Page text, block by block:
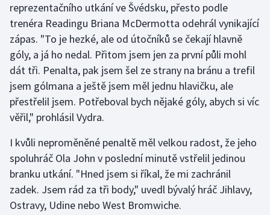
Parasport
Plavání
Plážový volejbal
Ragby
Rychlobruslení
Rychlostní kanoistika
Short track
reprezentačního utkání ve Švédsku, přesto podle
trenéra Readingu Briana McDermotta odehrál vynikající
zápas. "To je hezké, ale od útočníků se čekají hlavně
góly, a já ho nedal. Přitom jsem jen za první půli mohl
dát tři. Penalta, pak jsem šel ze strany na bránu a trefil
jsem gólmana a ještě jsem měl jednu hlavičku, ale
přestřelil jsem. Potřeboval bych nějaké góly, abych si víc
věřil," prohlásil Vydra.
I kvůli neproměněné penaltě měl velkou radost, že jeho
spoluhráč Ola John v poslední minutě vstřelil jedinou
branku utkání. "Hned jsem si říkal, že mi zachránil
zadek. Jsem rád za tři body," uvedl bývalý hráč Jihlavy,
Ostravy, Udine nebo West Bromwiche.